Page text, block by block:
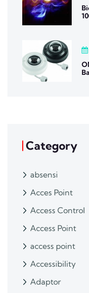
Category
absensi
Acces Point
Access Control
Access Point
access point
Accessibility
Adaptor